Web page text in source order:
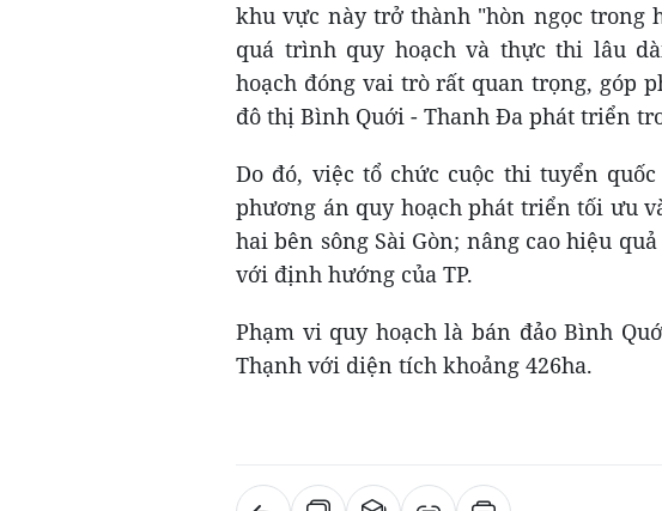
khu vực này trở thành "hòn ngọc trong
quá trình quy hoạch và thực thi lâu
hoạch đóng vai trò rất quan trọng, góp
đô thị Bình Quới - Thanh Đa phát triển
Do đó, việc tổ chức cuộc thi tuyển
phương án quy hoạch phát triển tối ưu
hai bên sông Sài Gòn; nâng cao hiệu
với định hướng của TP.
Phạm vi quy hoạch là bán đảo Bình
Thạnh với diện tích khoảng 426ha.